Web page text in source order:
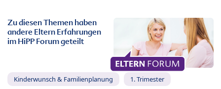
Zu diesen Themen haben
andere Eltern Erfahrungen
im HiPP Forum geteilt
Kinderwunsch & Familienplanung 1. Trimester